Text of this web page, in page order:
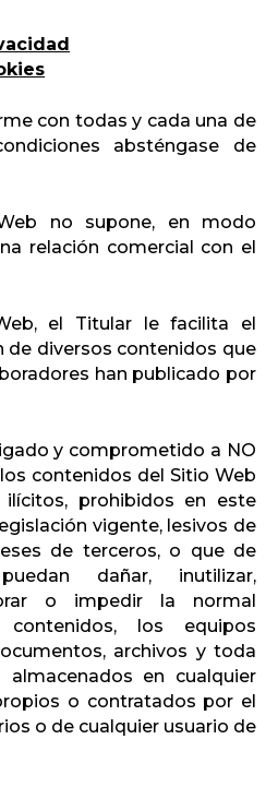
con todas y cada una de
absténgase de
no supone, en modo
relación comercial con el
el Titular le facilita el
de diversos contenidos que
han publicado por
y comprometido a NO
contenidos del Sitio Web
prohibidos en este
vigente, lesivos de
de terceros, o que de
dañar, inutilizar,
o impedir la normal
los equipos
archivos y toda
en cualquier
o contratados por el
o de cualquier usuario de